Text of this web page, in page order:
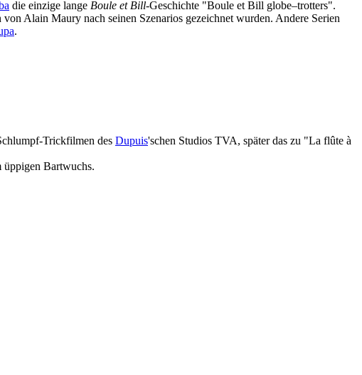
die einzige lange Boule et Bill-Geschichte "Boule et Bill globe–trotters".
Alain Maury nach seinen Szenarios gezeichnet wurden. Andere Serien
.
Trickfilmen des Dupuis'schen Studios TVA, später das zu "La flûte à
üppigen Bartwuchs.